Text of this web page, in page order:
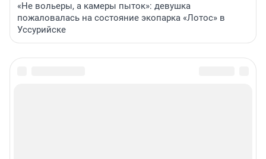
«Не вольеры, а камеры пыток»: девушка
пожаловалась на состояние экопарка «Лотос» в
Уссурийске